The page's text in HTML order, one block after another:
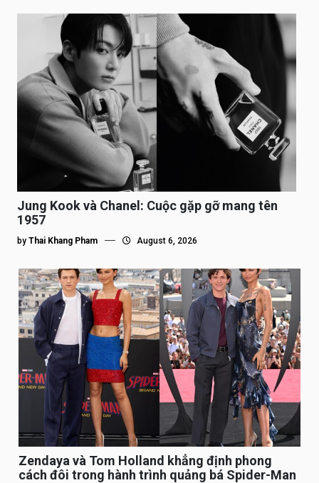
Jung Kook và Chanel: Cuộc gặp gỡ mang tên
1957
by Thai Khang Pham August 6, 2026
Zendaya và Tom Holland khẳng định phong
cách đôi trong hành trình quảng bá Spider-Man